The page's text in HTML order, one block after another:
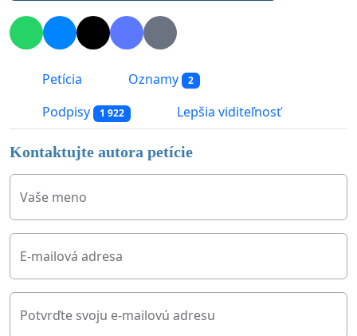
Petícia Oznamy 2
Podpisy 1 922 Lepšia viditeľnosť
Kontaktujte autora petície
Vaše meno
E-mailová adresa
Potvrďte svoju e-mailovú adresu